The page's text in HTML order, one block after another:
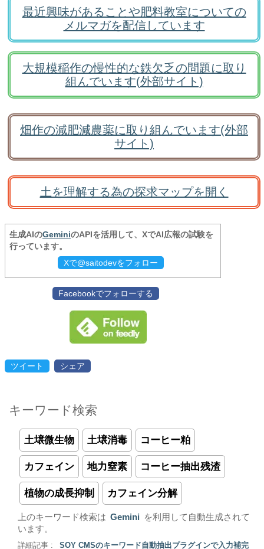
最近興味があることや肥料教室についての
メルマガを配信しています
大規模稲作の慢性的な鉄欠乏の問題に取り
組んでいます(外部サイト)
畑作の減肥減農薬に取り組んでいます(外部
サイト)
土を理解する為の探求マップを開く
生成AIのGeminiのAPIを活用して、XでAI広報の試験を
行っています。
Xで@saitodevをフォロー
Facebookでフォローする
ツイート シェア
キーワード検索
土壌微生物 土壌消毒 コーヒー粕
カフェイン 地力窒素 コーヒー抽出残渣
植物の成長抑制 カフェイン分解
上のキーワード検索は Gemini
を利用して自動生成されて
います。
詳細記事 : SOY CMSのキーワード自動抽出プラグインで入力補完